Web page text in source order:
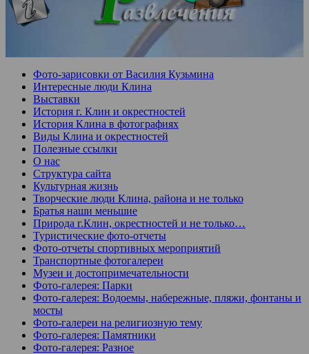
Фото-зарисовки от Василия Кузьмина
Интересные люди Клина
Выставки
История г. Клин и окрестностей
История Клина в фотографиях
Виды Клина и окрестностей
Полезные ссылки
О нас
Структура сайта
Культурная жизнь
Творческие люди Клина, района и не только
Братья наши меньшие
Природа г.Клин, окрестностей и не только…
Туристические фото-отчеты
Фото-отчеты спортивных мероприятий
Транспортные фотогалереи
Музеи и достопримечательности
Фото-галерея: Парки
Фото-галерея: Водоемы, набережные, пляжи, фонтаны и
мосты
Фото-галереи на религиозную тему
Фото-галерея: Памятники
Фото-галерея: Разное